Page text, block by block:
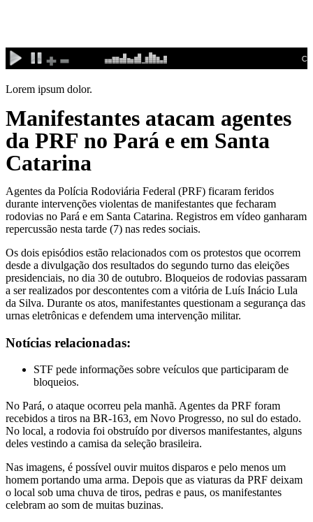
conteúdo
Lorem ipsum dolor.
Manifestantes atacam agentes
da PRF no Pará e em Santa
Catarina
Agentes da Polícia Rodoviária Federal (PRF) ficaram feridos
durante intervenções violentas de manifestantes que fecharam
rodovias no Pará e em Santa Catarina. Registros em vídeo ganharam
repercussão nesta tarde (7) nas redes sociais.
Os dois episódios estão relacionados com os protestos que ocorrem
desde a divulgação dos resultados do segundo turno das eleições
presidenciais, no dia 30 de outubro. Bloqueios de rodovias passaram
a ser realizados por descontentes com a vitória de Luís Inácio Lula
da Silva. Durante os atos, manifestantes questionam a segurança das
urnas eletrônicas e defendem uma intervenção militar.
Notícias relacionadas:
STF pede informações sobre veículos que participaram de
bloqueios.
No Pará, o ataque ocorreu pela manhã. Agentes da PRF foram
recebidos a tiros na BR-163, em Novo Progresso, no sul do estado.
No local, a rodovia foi obstruído por diversos manifestantes, alguns
deles vestindo a camisa da seleção brasileira.
Nas imagens, é possível ouvir muitos disparos e pelo menos um
homem portando uma arma. Depois que as viaturas da PRF deixam
o local sob uma chuva de tiros, pedras e paus, os manifestantes
celebram ao som de muitas buzinas.